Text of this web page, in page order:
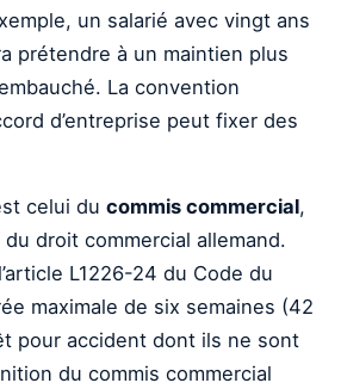
un salarié avec vingt ans
prétendre à un maintien plus
La convention
d’entreprise peut fixer des
celui du commis commercial,
droit commercial allemand.
L1226-24 du Code du
maximale de six semaines (42
pour accident dont ils ne sont
du commis commercial